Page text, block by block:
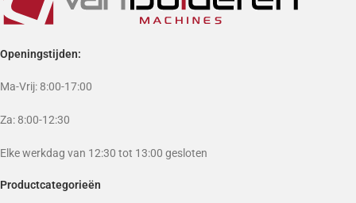
Openingstijden:
Ma-Vrij: 8:00-17:00
Za: 8:00-12:30
Elke werkdag van 12:30 tot 13:00 gesloten
Productcategorieën